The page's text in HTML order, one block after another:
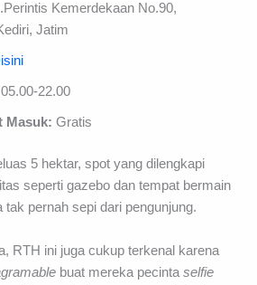
Kemerdekaan No.90,
Jatim
05.00-22.00
Masuk: Gratis
5 hektar, spot yang dilengkapi
seperti gazebo dan tempat bermain
pernah sepi dari pengunjung.
RTH ini juga cukup terkenal karena
buat mereka pecintaselfie